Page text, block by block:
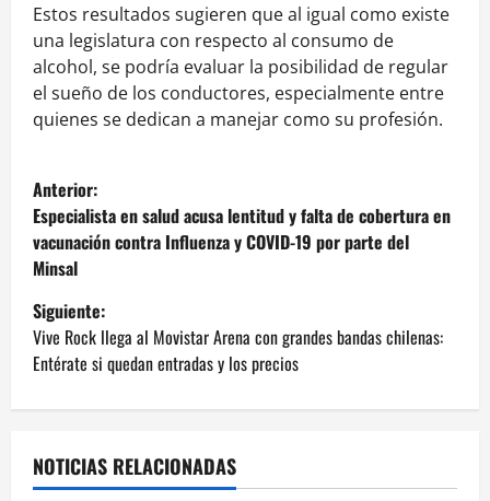
Estos resultados sugieren que al igual como existe
una legislatura con respecto al consumo de
alcohol, se podría evaluar la posibilidad de regular
el sueño de los conductores, especialmente entre
quienes se dedican a manejar como su profesión.
N
a
v
e
g
a
c
Anterior:
Especialista en salud acusa lentitud y falta de cobertura en
vacunación contra Influenza y COVID-19 por parte del
Minsal
Siguiente:
Vive Rock llega al Movistar Arena con grandes bandas chilenas:
Entérate si quedan entradas y los precios
NOTICIAS RELACIONADAS